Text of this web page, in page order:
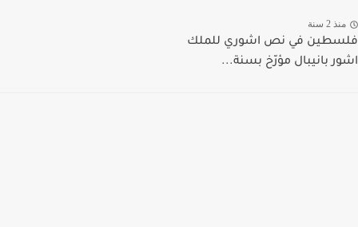
منذ 2 سنة
فلسطين في نص اشوري للملك
اشور بانيبال مؤرّخ بسنة...